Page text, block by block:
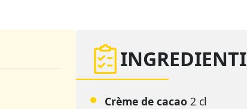
INGREDIENTI
Crème de cacao 2 cl